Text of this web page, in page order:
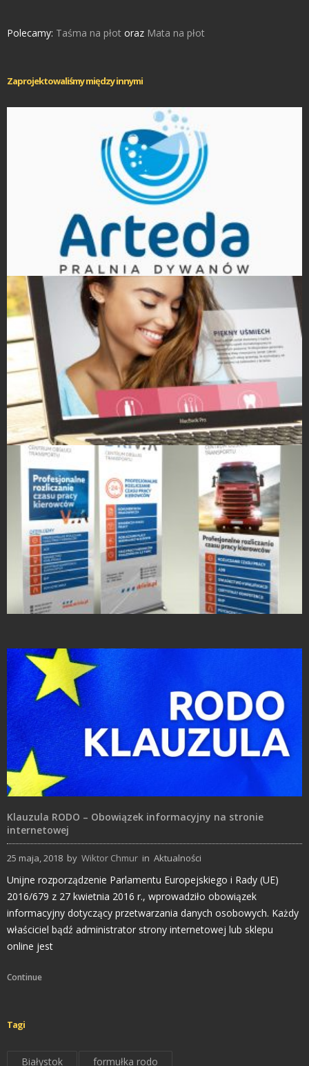
Polecamy: Taśma na płot oraz Mata na płot
Zaprojektowaliśmy między innymi
Projekty logo
Klauzula RODO – Obowiązek informacyjny na stronie
internetowej
25 maja, 2018 by Wiktor Chmur in Aktualności
Unijne rozporządzenie Parlamentu Europejskiego i Rady (UE)
2016/679 z 27 kwietnia 2016 r., wprowadziło obowiązek
informacyjny dotyczący przetwarzania danych osobowych. Każdy
właściciel bądź administrator strony internetowej lub sklepu
online jest
Continue
Tagi
Białystok formułka rodo